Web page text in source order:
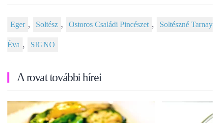
Eger , Soltész , Ostoros Családi Pincészet , Soltészné Tarnay
Éva , SIGNO
A rovat további hírei